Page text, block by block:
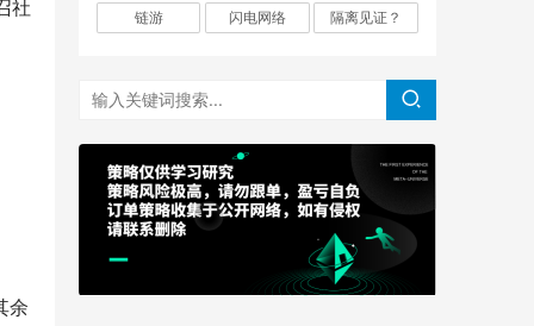
社
余
链游
闪电网络 隔离见证？